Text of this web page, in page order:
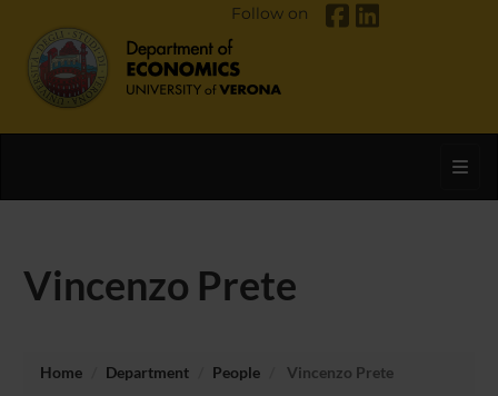
Follow on
Vincenzo Prete
Home Department People Vincenzo Prete